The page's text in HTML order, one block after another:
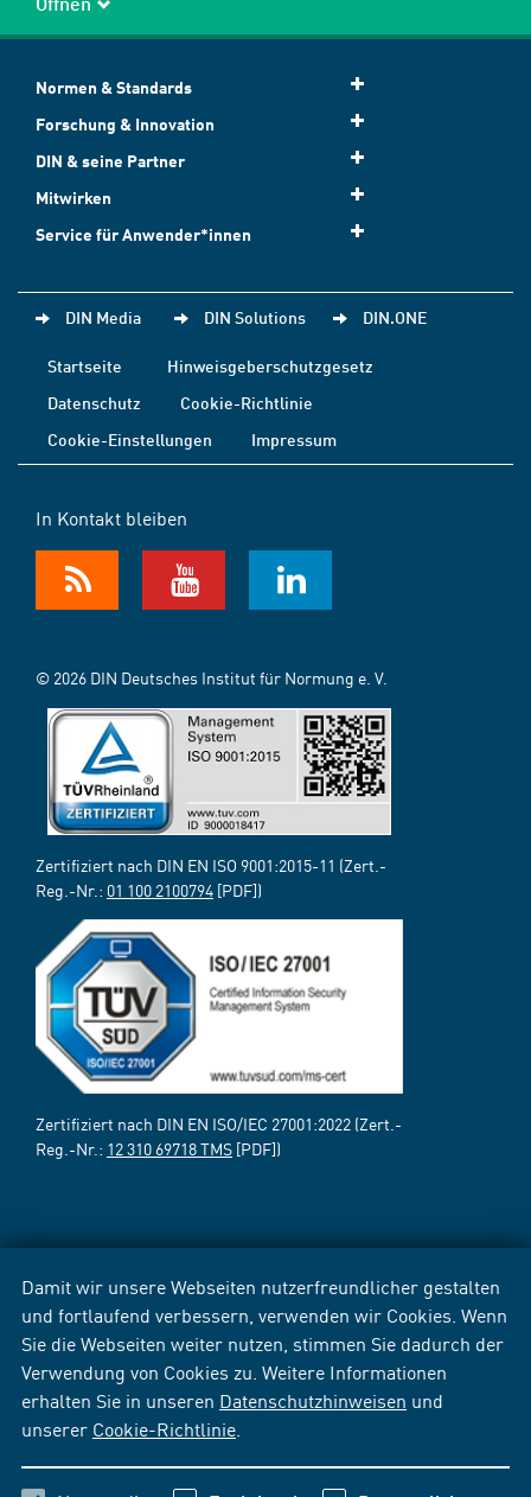
Damit wir unsere Webseiten nutzerfreundlicher gestalten
und fortlaufend verbessern, verwenden wir Cookies. Wenn
Sie die Webseiten weiter nutzen, stimmen Sie dadurch der
Verwendung von Cookies zu. Weitere Informationen
erhalten Sie in unseren Datenschutzhinweisen und
unserer Cookie-Richtlinie
Normen & Standards
Forschung & Innovation
DIN & seine Partner
Mitwirken
Service für Anwender*innen
DIN Media DIN Solutions DIN.ONE
Startseite
Hinweisgeberschutzgesetz
Datenschutz
Cookie-Richtlinie
Cookie-Einstellungen
Impressum
In Kontakt bleiben
© 2026 DIN Deutsches Institut für Normung e. V.
Zertifiziert nach DIN EN ISO 9001:2015-11 (Zert.-
Reg.-Nr.: 01 100 2100794 [PDF])
Zertifiziert nach DIN EN ISO/IEC 27001:2022 (Zert.-
Reg.-Nr.: 12 310 69718 TMS [PDF])